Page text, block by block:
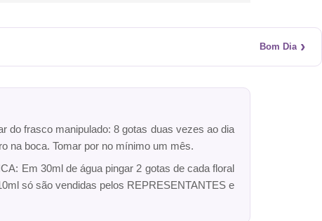
Bom Dia ›
do frasco manipulado: 8 gotas duas vezes ao dia
na boca. Tomar por no mínimo um mês.
Em 30ml de água pingar 2 gotas de cada floral
só são vendidas pelos REPRESENTANTES e